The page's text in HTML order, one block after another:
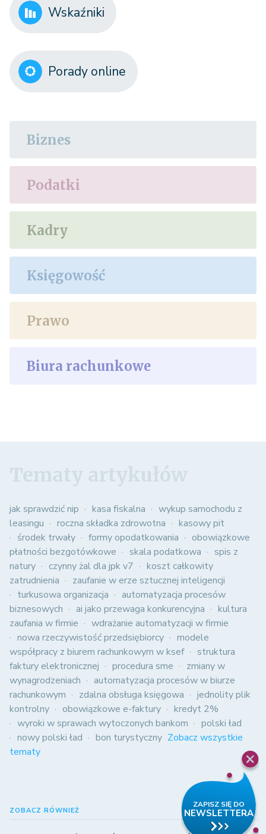
Wskaźniki
Porady online
Biznes
Podatki
Kadry
Księgowość
Prawo
Biura rachunkowe
jak sprawdzić nip kasa fiskalna
wykup samochodu z
leasingu
roczna składka zdrowotna
kasowy pit
środek trwały
formy opodatkowania
obowiązkowe
płatności bezgotówkowe
skala podatkowa
spis z
natury
czynny żal dla jpk v7
koszt całkowity
zatrudnienia
zaufanie w erze sztucznej inteligencji
turkusowa organizacja
automatyzacja procesów
biznesowych
ai jako przewaga konkurencyjna
kultura
zaufania w firmie
wdrażanie automatyzacji w firmie
nowa rzeczywistość przedsiębiorcy
modele
współpracy z biurem rachunkowym w ksef
struktura
faktury elektronicznej
procedura sme
zmiany w
wynagrodzeniach
automatyzacja procesów w biurze
rachunkowym
zdalna obsługa księgowa
jednolity plik
kontrolny
obowiązkowe e-faktury
kredyt 2%
wyroki w sprawach wytoczonych bankom
polski ład
nowy polski ład
bon turystyczny Zobacz wszystkie
tematy
ZOBACZ RÓWNIEŻ